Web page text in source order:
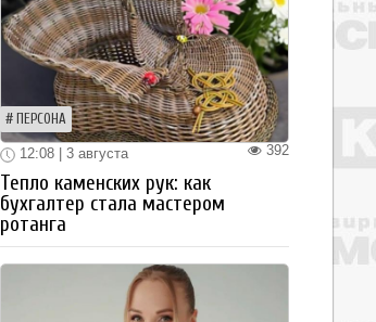
ПЕРСОНА
392
12:08 | 3 августа
Тепло каменских рук: как
бухгалтер стала мастером
ротанга